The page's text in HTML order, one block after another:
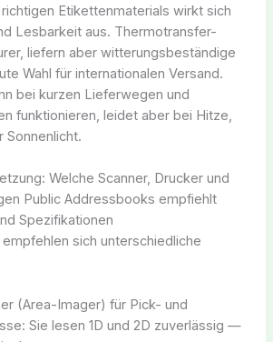
Etikettenmaterials wirkt sich
Lesbarkeit aus. Thermotransfer-
liefern aber witterungsbeständige
Wahl für internationalen Versand.
bei kurzen Lieferwegen und
funktionieren, leidet aber bei Hitze,
Sonnenlicht.
Welche Scanner, Drucker und
Public Addressbooks empfiehlt
Spezifikationen
sich unterschiedliche
(Area-Imager) für Pick- und
Sie lesen 1D und 2D zuverlässig —